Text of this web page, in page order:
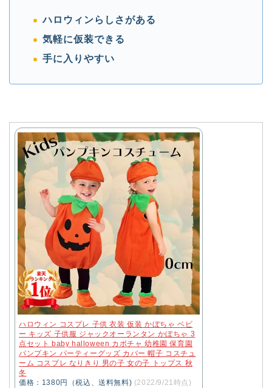
ハロウィンらしさがある
気軽に仮装できる
手に入りやすい
ハロウィン コスプレ 子供 衣装 仮装 かぼちゃ ベビ
ー キッズ 子供服 ジャックオーランタン かぼちゃ 3
点セット baby halloween カボチャ 幼稚園 保育園
パンプキン パーティーグッズ カバー 帽子 コスチュ
ーム コスプレ なりきり 男の子 女の子 トップス 秋
冬
価格：1380円（税込、送料無料) (2022/9/21時点)